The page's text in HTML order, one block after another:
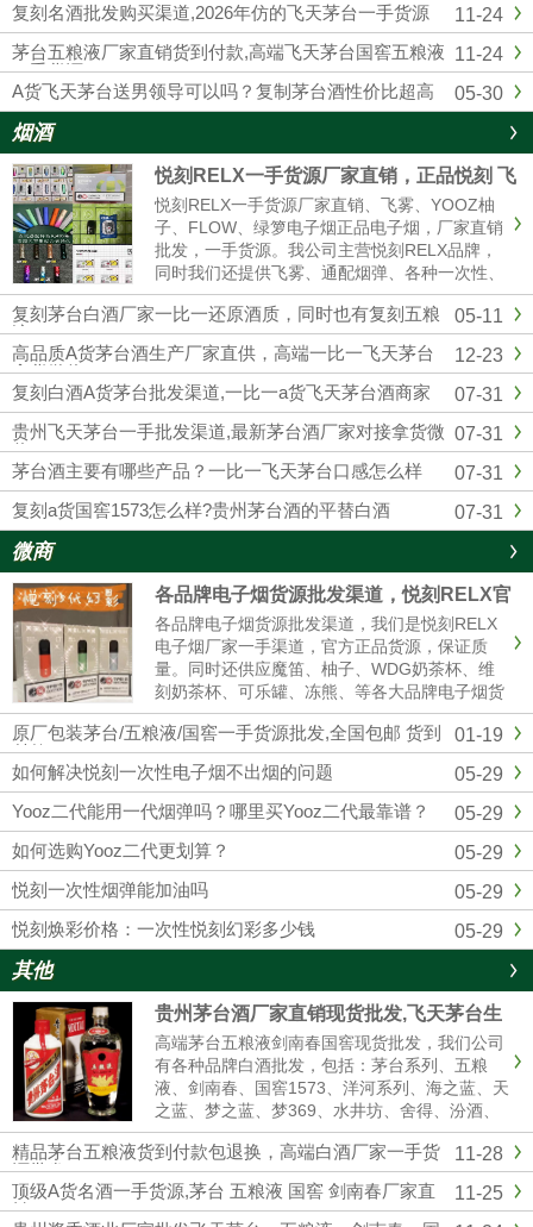
11-24
复刻名酒批发购买渠道,2026年仿的飞天茅台一手货源
11-24
茅台五粮液厂家直销货到付款,高端飞天茅台国窖五粮液
一手货源
05-30
A货飞天茅台送男领导可以吗？复制茅台酒性价比超高
烟酒
悦刻RELX一手货源厂家直销，正品悦刻 飞
雾 各种一次性 烟弹超多
悦刻RELX一手货源厂家直销、飞雾、YOOZ柚
子、FLOW、绿箩电子烟正品电子烟，厂家直销
批发，一手货源。我公司主营悦刻RELX品牌，
同时我们还提供飞雾、通配烟弹、各种一次性、
冰熊、辣妹等各大品牌电子烟货源批发拿货，网
红同款电子烟一件代发，烟弹品味多，全国供货
批发。悦刻一手货源微信：...
05-11
复刻茅台白酒厂家一比一还原酒质，同时也有复刻五粮
液
12-23
高品质A货茅台酒生产厂家直供，高端一比一飞天茅台
拿货微信
07-31
复刻白酒A货茅台批发渠道,一比一a货飞天茅台酒商家
07-31
贵州飞天茅台一手批发渠道,最新茅台酒厂家对接拿货微
信
07-31
茅台酒主要有哪些产品？一比一飞天茅台口感怎么样
07-31
复刻a货国窖1573怎么样?贵州茅台酒的平替白酒
微商
各品牌电子烟货源批发渠道，悦刻RELX官
方进货拿货一件代发
各品牌电子烟货源批发渠道，我们是悦刻RELX
电子烟厂家一手渠道，官方正品货源，保证质
量。同时还供应魔笛、柚子、WDG奶茶杯、维
刻奶茶杯、可乐罐、冻熊、等各大品牌电子烟货
源批发拿货，我们是悦刻RELX官方一手供应
商，和全国各大实体店建立了紧密的合作关系，
确保产品从生产到销售环节...
01-19
原厂包装茅台/五粮液/国窖一手货源批发,全国包邮 货到
付款
05-29
如何解决悦刻一次性电子烟不出烟的问题
05-29
Yooz二代能用一代烟弹吗？哪里买Yooz二代最靠谱？
05-29
如何选购Yooz二代更划算？
05-29
悦刻一次性烟弹能加油吗
05-29
悦刻焕彩价格：一次性悦刻幻彩多少钱
其他
贵州茅台酒厂家直销现货批发,飞天茅台生
肖茅台全系列供应全国货到付款
高端茅台五粮液剑南春国窖现货批发，我们公司
有各种品牌白酒批发，包括：茅台系列、五粮
液、剑南春、国窖1573、洋河系列、海之蓝、天
之蓝、梦之蓝、梦369、水井坊、舍得、汾酒、
青红花郎等名酒，有高中低档白酒供你选择，我
们是白酒厂家一手货源渠道批发，价格美丽，诚
信经营,做工精细，口感纯正，合作共赢。名酒厂
家...
11-28
精品茅台五粮液货到付款包退换，高端白酒厂家一手货
源批发
11-25
顶级A货名酒一手货源,茅台 五粮液 国窖 剑南春厂家直
销